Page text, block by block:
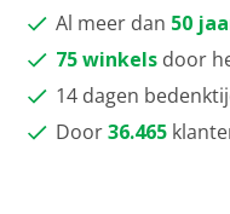
Al meer dan 50
75 winkels door
14 dagen
Door36.465